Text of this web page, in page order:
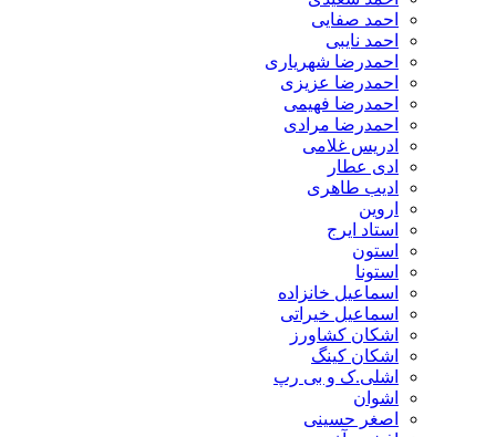
احمد صفایی
احمد نایبی
احمدرضا شهریاری
احمدرضا عزیزی
احمدرضا فهیمی
احمدرضا مرادی
ادریس غلامی
ادی عطار
ادیب طاهری
اروین
استاد ایرج
استون
استونا
اسماعیل خانزاده
اسماعیل خیراتی
اشکان کشاورز
اشکان کینگ
اشلی.ک و بی رپ
اشوان
اصغر حسینی